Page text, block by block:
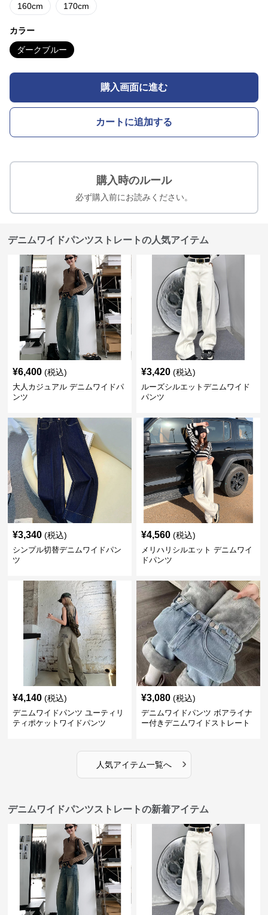
160cm 170cm
カラー
ダークブルー
購入画面に進む
カートに追加する
購入時のルール
必ず購入前にお読みください。
デニムワイドパンツストレートの人気アイテム
¥6,400 (税込)
大人カジュアル デニムワイドパ
ンツ
¥3,420 (税込)
ルーズシルエットデニムワイド
パンツ
¥3,340 (税込)
シンプル切替デニムワイドパン
ツ
¥4,560 (税込)
メリハリシルエット デニムワイ
ドパンツ
¥4,140 (税込)
デニムワイドパンツ ユーティリ
ティポケットワイドパンツ
¥3,080 (税込)
デニムワイドパンツ ボアライナ
ー付きデニムワイドストレート
人気アイテム一覧へ ›
デニムワイドパンツストレートの新着アイテム